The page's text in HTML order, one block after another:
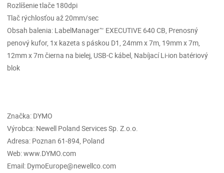
Rozlíšenie tlače 180dpi
Tlač rýchlosťou až 20mm/sec
Obsah balenia: LabelManager™ EXECUTIVE 640 CB, Prenosný
penový kufor, 1x kazeta s páskou D1, 24mm x 7m, 19mm x 7m,
12mm x 7m čierna na bielej, USB-C kábel, Nabíjací Li-ion batériový
blok
Značka: DYMO
Výrobca: Newell Poland Services Sp. Z.o.o.
Adresa: Poznan 61-894, Poland
Web: www.DYMO.com
Email: DymoEurope@newellco.com